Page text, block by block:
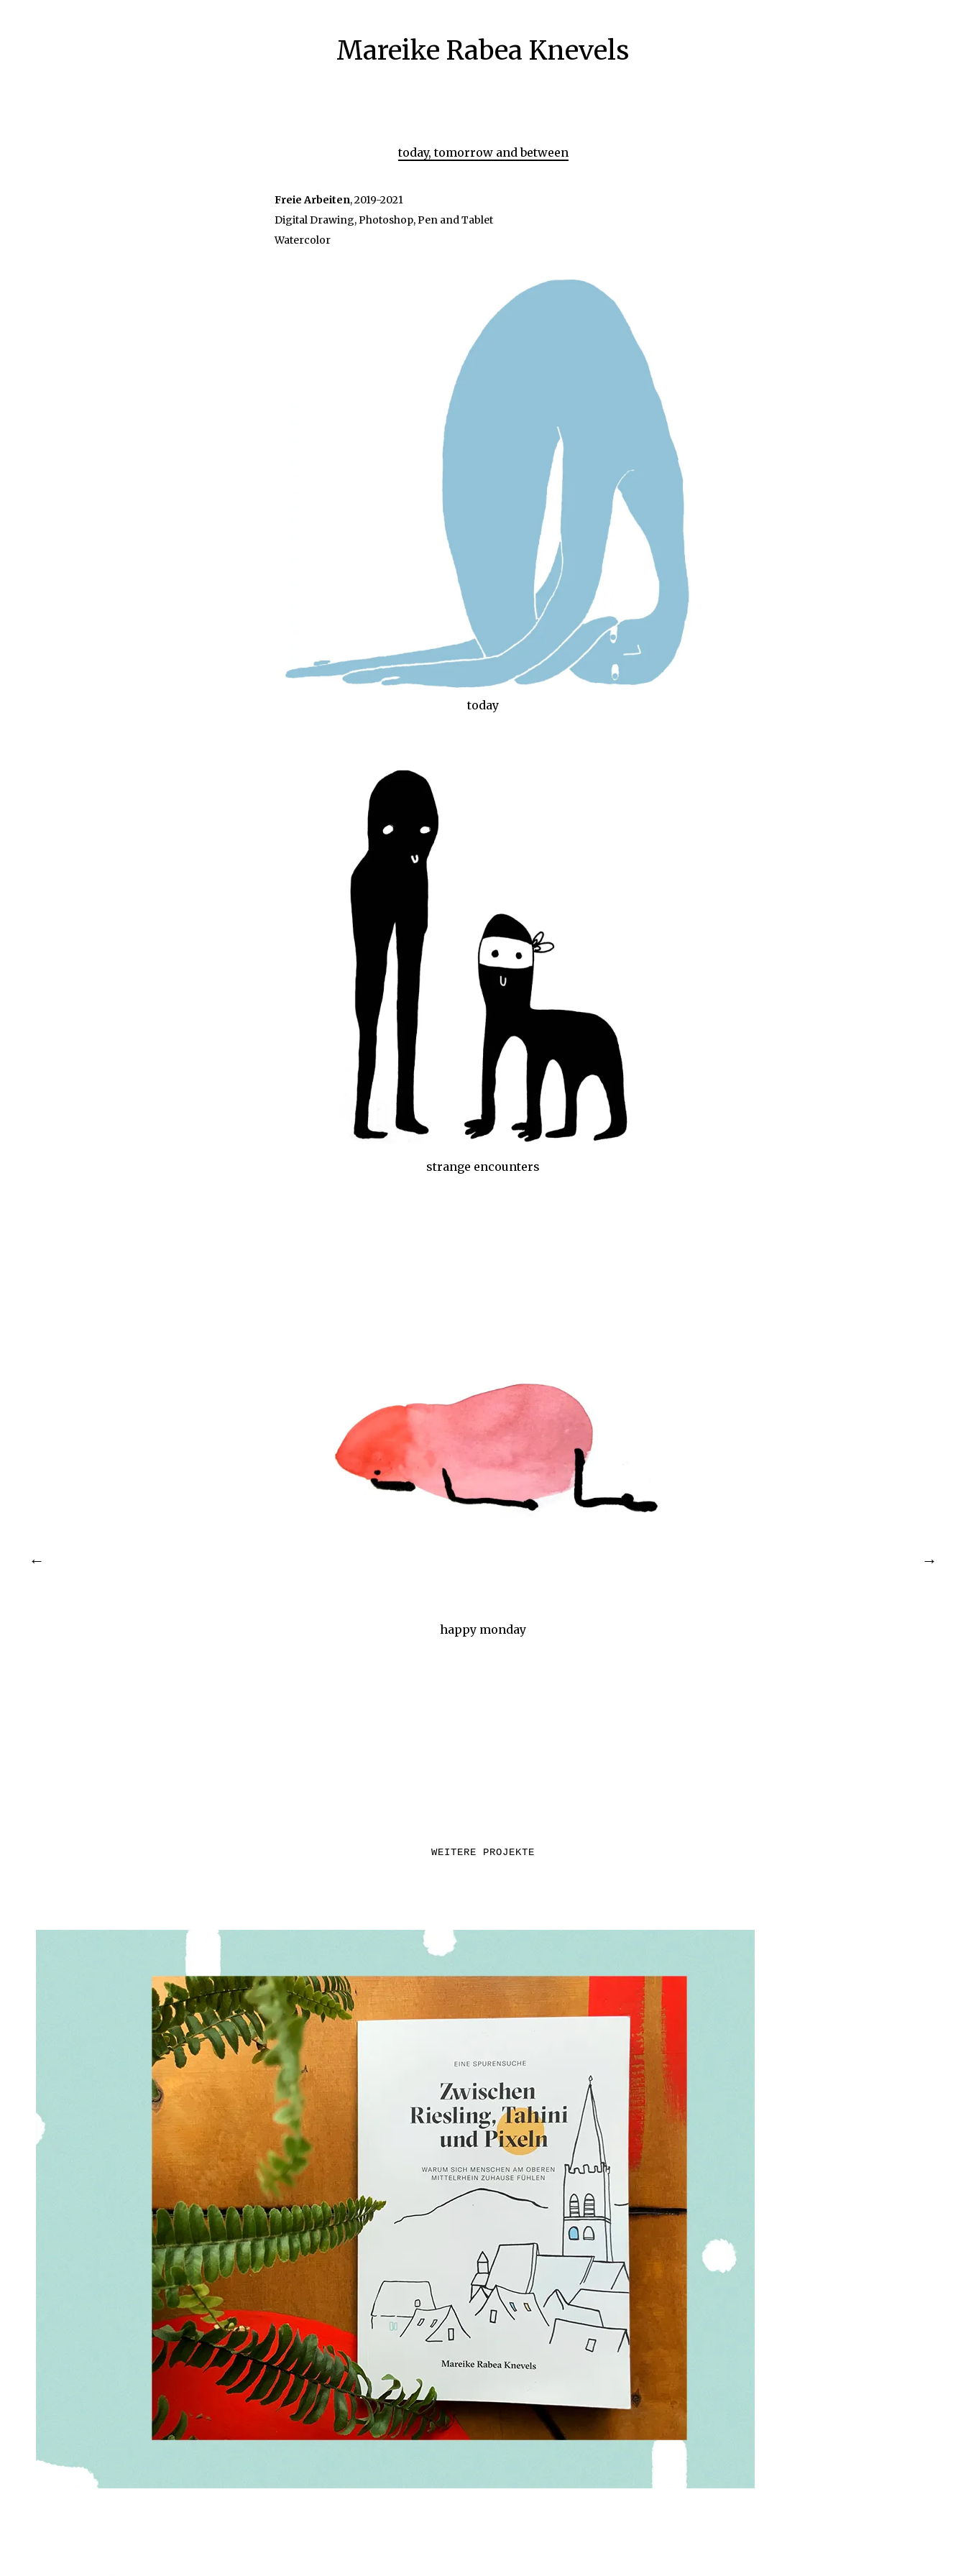
Mareike Rabea Knevels
today, tomorrow and between
Freie Arbeiten, 2019-2021
Digital Drawing, Photoshop, Pen and Tablet
Watercolor
today
strange encounters
happy monday
WEITERE PROJEKTE
Zwischen Riesling, Tahini und Pixeln – Buch